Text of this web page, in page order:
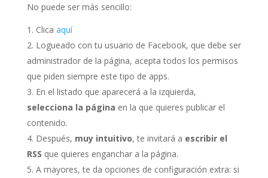
No puede ser más sencillo:
Clica aquí
Logueado con tu usuario de Facebook, que debe ser
administrador de la página, acepta todos los permisos
que piden siempre este tipo de apps.
En el listado que aparecerá a la izquierda,
selecciona la página en la que quieres publicar el
contenido.
Después, muy intuitivo, te invitará a escribir el
RSS que quieres enganchar a la página.
A mayores, te da opciones de configuración extra: si